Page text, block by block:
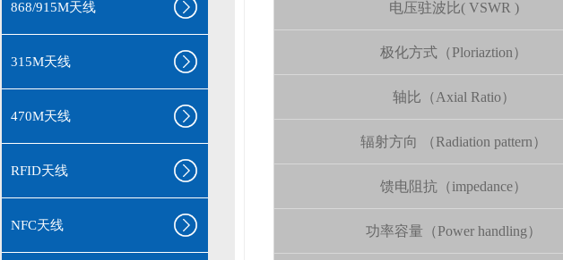
868/915M天线
315M天线
470M天线
RFID天线
NFC天线
电压驻波比( VSWR )
极化方式（Ploriaztion）
轴比（Axial Ratio）
辐射方向 （Radiation pattern）
馈电阻抗（impedance）
功率容量（Power handling）